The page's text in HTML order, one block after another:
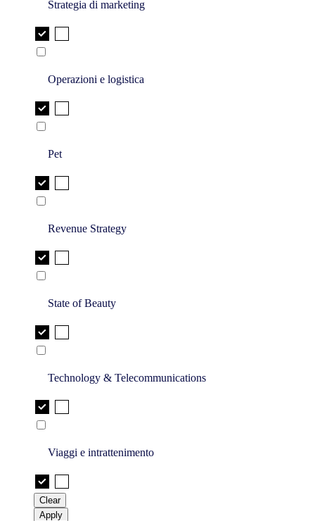
Strategia di marketing
Operazioni e logistica
Pet
Revenue Strategy
State of Beauty
Technology & Telecommunications
Viaggi e intrattenimento
Clear
Apply